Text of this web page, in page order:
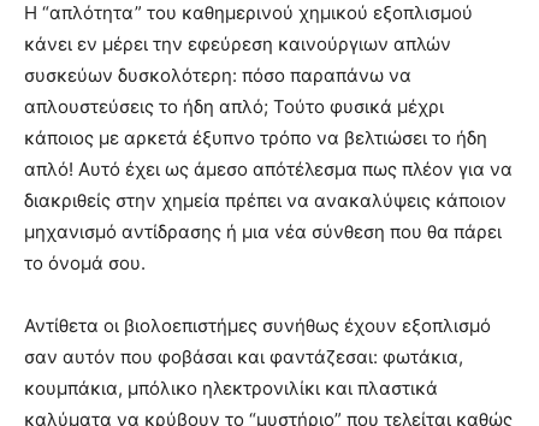
Η “απλότητα” του καθημερινού χημικού εξοπλισμού
κάνει εν μέρει την εφεύρεση καινούργιων απλών
συσκεύων δυσκολότερη: πόσο παραπάνω να
απλουστεύσεις το ήδη απλό; Τούτο φυσικά μέχρι
κάποιος με αρκετά έξυπνο τρόπο να βελτιώσει το ήδη
απλό! Αυτό έχει ως άμεσο απότέλεσμα πως πλέον για να
διακριθείς στην χημεία πρέπει να ανακαλύψεις κάποιον
μηχανισμό αντίδρασης ή μια νέα σύνθεση που θα πάρει
το όνομά σου.
Αντίθετα οι βιολοεπιστήμες συνήθως έχουν εξοπλισμό
σαν αυτόν που φοβάσαι και φαντάζεσαι: φωτάκια,
κουμπάκια, μπόλικο ηλεκτρονιλίκι και πλαστικά
καλύματα να κρύβουν το “μυστήριο” που τελείται καθώς